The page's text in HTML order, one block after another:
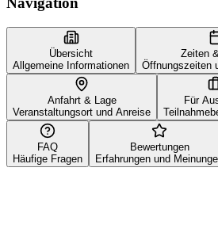
Übersicht
Allgemeine Informationen
Zeiten
Öffnungszeiten
Anfahrt & Lage
Veranstaltungsort und Anreise
Für
FAQ
Häufige Fragen
Bewertungen
Erfahrungen und